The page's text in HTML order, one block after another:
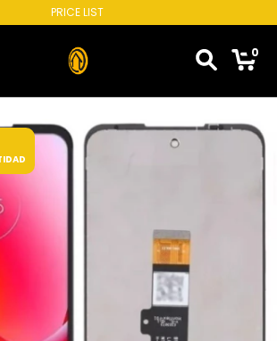
PRICE LIST
0